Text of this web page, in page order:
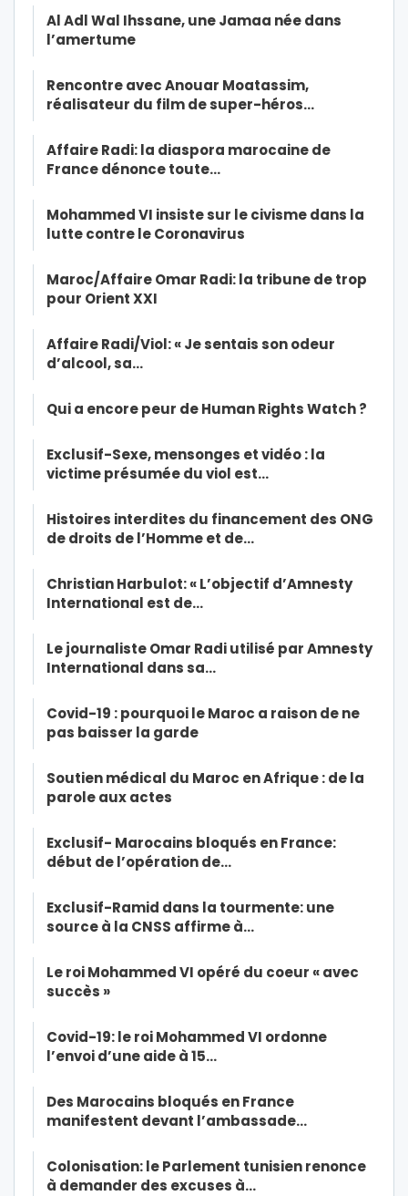
Al Adl Wal Ihssane, une Jamaa née dans
l’amertume
Rencontre avec Anouar Moatassim,
réalisateur du film de super-héros…
Affaire Radi: la diaspora marocaine de
France dénonce toute…
Mohammed VI insiste sur le civisme dans la
lutte contre le Coronavirus
Maroc/Affaire Omar Radi: la tribune de trop
pour Orient XXI
Affaire Radi/Viol: « Je sentais son odeur
d’alcool, sa…
Qui a encore peur de Human Rights Watch ?
Exclusif-Sexe, mensonges et vidéo : la
victime présumée du viol est…
Histoires interdites du financement des ONG
de droits de l’Homme et de…
Christian Harbulot: « L’objectif d’Amnesty
International est de…
Le journaliste Omar Radi utilisé par Amnesty
International dans sa…
Covid-19 : pourquoi le Maroc a raison de ne
pas baisser la garde
Soutien médical du Maroc en Afrique : de la
parole aux actes
Exclusif- Marocains bloqués en France:
début de l’opération de…
Exclusif-Ramid dans la tourmente: une
source à la CNSS affirme à…
Le roi Mohammed VI opéré du coeur « avec
succès »
Covid-19: le roi Mohammed VI ordonne
l’envoi d’une aide à 15…
Des Marocains bloqués en France
manifestent devant l’ambassade…
Colonisation: le Parlement tunisien renonce
à demander des excuses à…